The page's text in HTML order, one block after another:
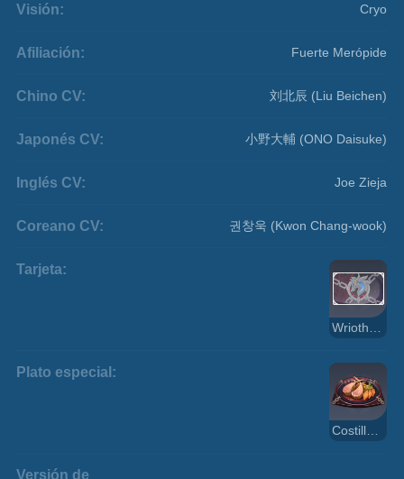
Visión: Cryo
Afiliación: Fuerte Merópide
Chino CV: 刘北辰 (Liu Beichen)
Japonés CV: 小野大輔 (ONO Daisuke)
Inglés CV: Joe Zieja
Coreano CV: 권창욱 (Kwon Chang-wook)
Tarjeta:
Wriothesley - Encarcelamiento
Plato especial:
Costillas con salsa secreta
Versión de